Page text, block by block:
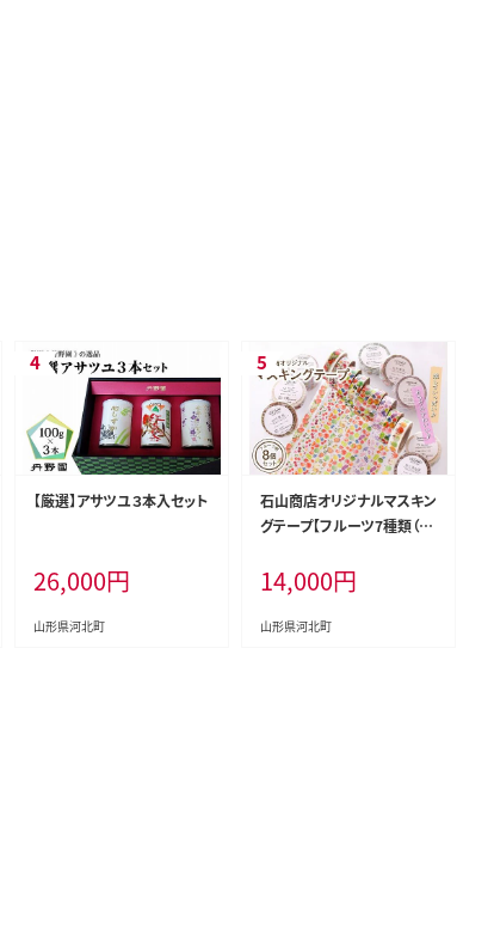
【厳選】アサツユ３本入セット
26,000円
山形県河北町
石山商店オリジナルマスキン
グテープ【フルーツ7種類（8
14,000円
山形県河北町